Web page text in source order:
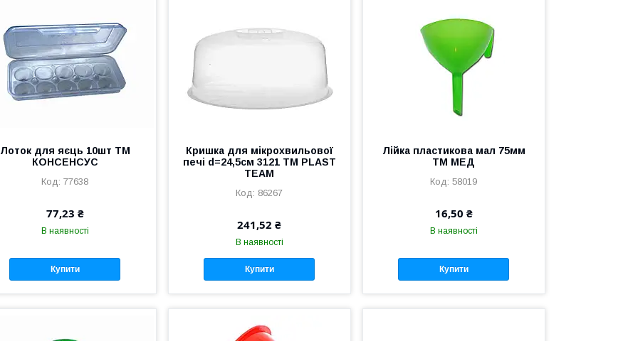
Лоток для яєць 10шт ТМ
КОНСЕНСУС
77638
77,23 ₴
В наявності
Купити
Кришка для мікрохвильової
печі d=24,5см 3121 ТМ PLAST
TEAM
86267
241,52 ₴
В наявності
Купити
Лійка пластикова мал 75мм
ТМ МЕД
58019
16,50 ₴
В наявності
Купити